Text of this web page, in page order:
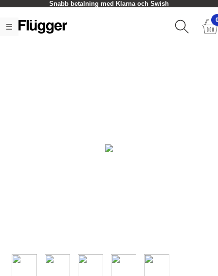
Snabb betalning med Klarna och Swish